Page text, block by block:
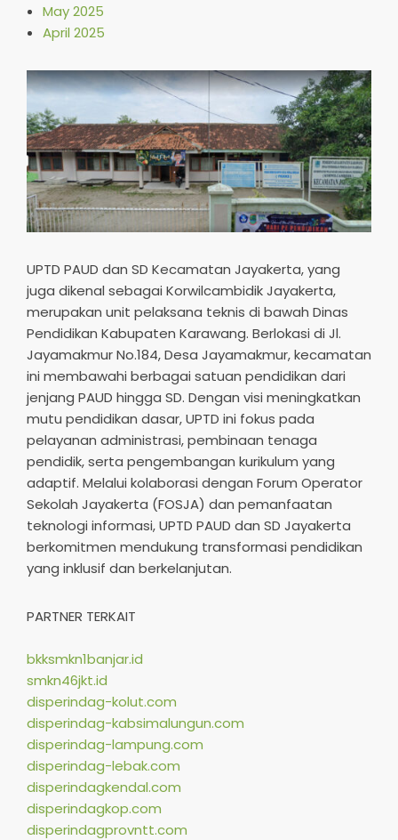
May 2025
April 2025
UPTD PAUD dan SD Kecamatan Jayakerta, yang
juga dikenal sebagai Korwilcambidik Jayakerta,
merupakan unit pelaksana teknis di bawah Dinas
Pendidikan Kabupaten Karawang. Berlokasi di Jl.
Jayamakmur No.184, Desa Jayamakmur, kecamatan
ini membawahi berbagai satuan pendidikan dari
jenjang PAUD hingga SD. Dengan visi meningkatkan
mutu pendidikan dasar, UPTD ini fokus pada
pelayanan administrasi, pembinaan tenaga
pendidik, serta pengembangan kurikulum yang
adaptif. Melalui kolaborasi dengan Forum Operator
Sekolah Jayakerta (FOSJA) dan pemanfaatan
teknologi informasi, UPTD PAUD dan SD Jayakerta
berkomitmen mendukung transformasi pendidikan
yang inklusif dan berkelanjutan.​
PARTNER TERKAIT
bkksmkn1banjar.id
smkn46jkt.id
disperindag-kolut.com
disperindag-kabsimalungun.com
disperindag-lampung.com
disperindag-lebak.com
disperindagkendal.com
disperindagkop.com
disperindagprovntt.com